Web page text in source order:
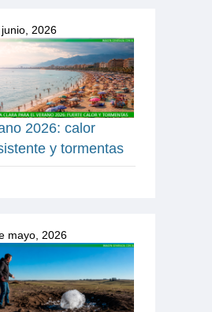
2026
2026: calor
y tormentas
mayo, 2026